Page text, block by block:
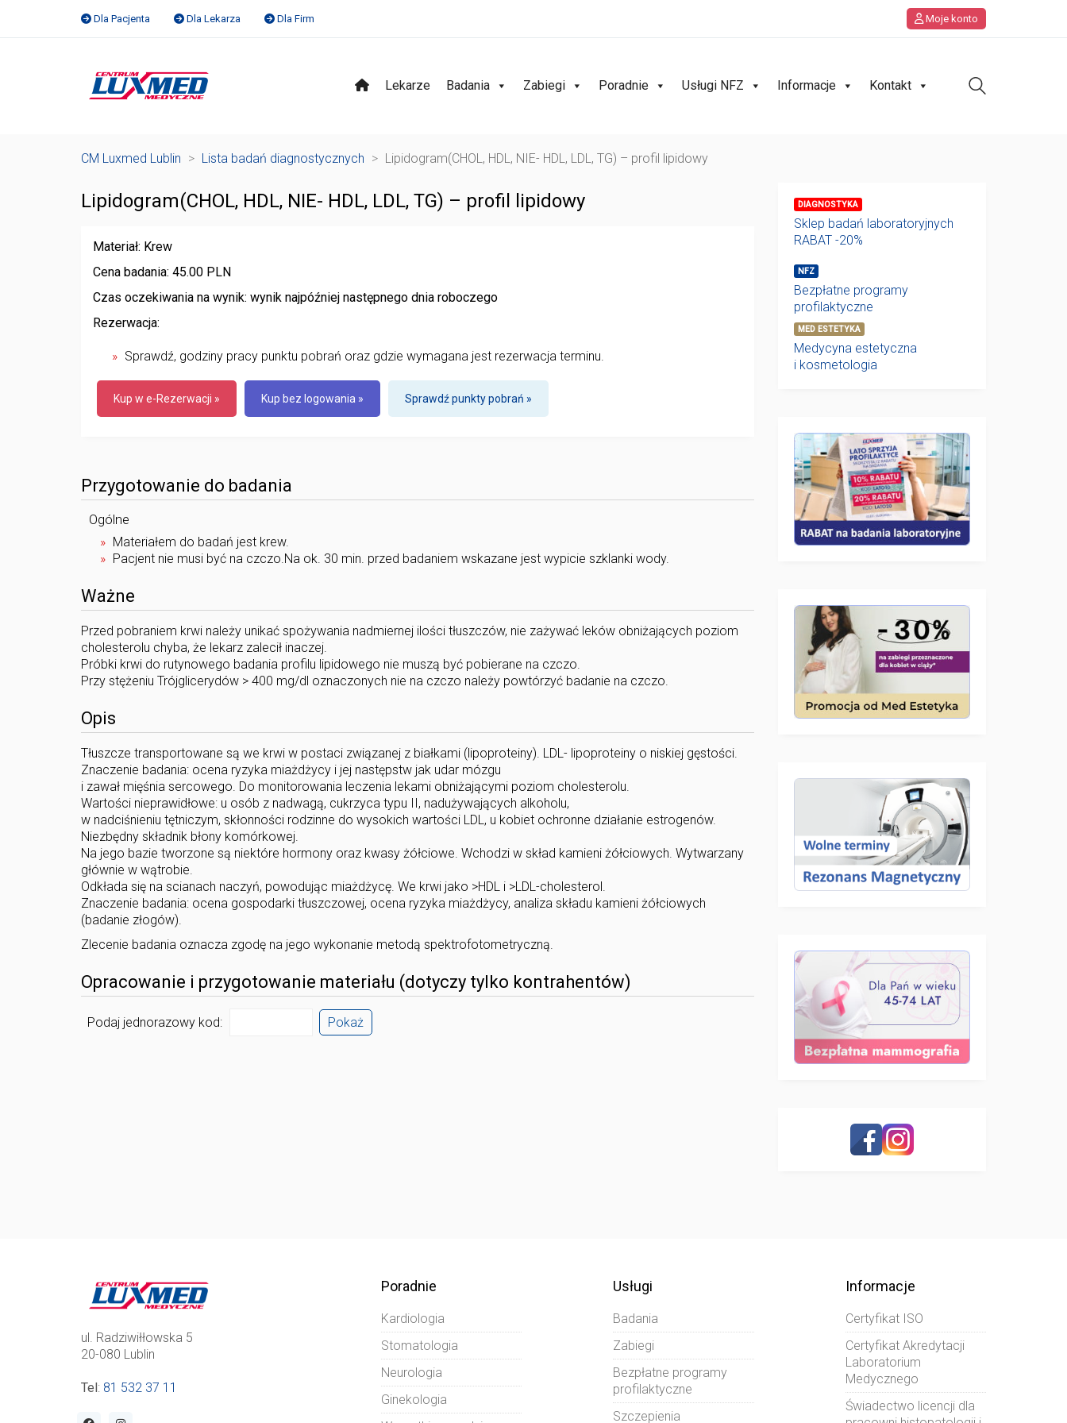
Dla Pacjenta Dla Lekarza Dla Firm Moje konto
Lekarze Badania Zabiegi Poradnie Usługi NFZ Informacje Kontakt
CM Luxmed Lublin > Lista badań diagnostycznych > Lipidogram(CHOL, HDL, NIE- HDL, LDL, TG) – profil lipidowy
Lipidogram(CHOL, HDL, NIE- HDL, LDL, TG) – profil lipidowy
Materiał: Krew
Cena badania: 45.00 PLN
Czas oczekiwania na wynik: wynik najpóźniej następnego dnia roboczego
Rezerwacja:
Sprawdź, godziny pracy punktu pobrań oraz gdzie wymagana jest rezerwacja terminu.
Kup w e-Rezerwacji » Kup bez logowania » Sprawdź punkty pobrań »
Przygotowanie do badania
Ogólne
Materiałem do badań jest krew.
Pacjent nie musi być na czczo.Na ok. 30 min. przed badaniem wskazane jest wypicie szklanki wody.
Ważne
Przed pobraniem krwi należy unikać spożywania nadmiernej ilości tłuszczów, nie zażywać leków obniżających poziom
cholesterolu chyba, że lekarz zalecił inaczej.
Próbki krwi do rutynowego badania profilu lipidowego nie muszą być pobierane na czczo.
Przy stężeniu Trójglicerydów > 400 mg/dl oznaczonych nie na czczo należy powtórzyć badanie na czczo.
Opis
Tłuszcze transportowane są we krwi w postaci związanej z białkami (lipoproteiny). LDL- lipoproteiny o niskiej gęstości.
Znaczenie badania: ocena ryzyka miażdżycy i jej następstw jak udar mózgu
i zawał mięśnia sercowego. Do monitorowania leczenia lekami obniżającymi poziom cholesterolu.
Wartości nieprawidłowe: u osób z nadwagą, cukrzyca typu II, nadużywających alkoholu,
w nadciśnieniu tętniczym, skłonności rodzinne do wysokich wartości LDL, u kobiet ochronne działanie estrogenów.
Niezbędny składnik błony komórkowej.
Na jego bazie tworzone są niektóre hormony oraz kwasy żółciowe. Wchodzi w skład kamieni żółciowych. Wytwarzany
głównie w wątrobie.
Odkłada się na scianach naczyń, powodując miażdżycę. We krwi jako >HDL i >LDL-cholesterol.
Znaczenie badania: ocena gospodarki tłuszczowej, ocena ryzyka miażdżycy, analiza składu kamieni żółciowych
(badanie złogów).
Zlecenie badania oznacza zgodę na jego wykonanie metodą spektrofotometryczną.
Opracowanie i przygotowanie materiału (dotyczy tylko kontrahentów)
Podaj jednorazowy kod: Pokaż
DIAGNOSTYKA
Sklep badań laboratoryjnych
RABAT -20%
NFZ
Bezpłatne programy
profilaktyczne
MED ESTETYKA
Medycyna estetyczna
i kosmetologia
ul. Radziwiłłowska 5
20-080 Lublin
Tel : 81 532 37 11
Poradnie
Kardiologia
Stomatologia
Neurologia
Ginekologia
Usługi
Badania
Zabiegi
Bezpłatne programy
profilaktyczne
Szczepienia
Informacje
Certyfikat ISO
Certyfikat Akredytacji
Laboratorium
Medycznego
Świadectwo licencji dla